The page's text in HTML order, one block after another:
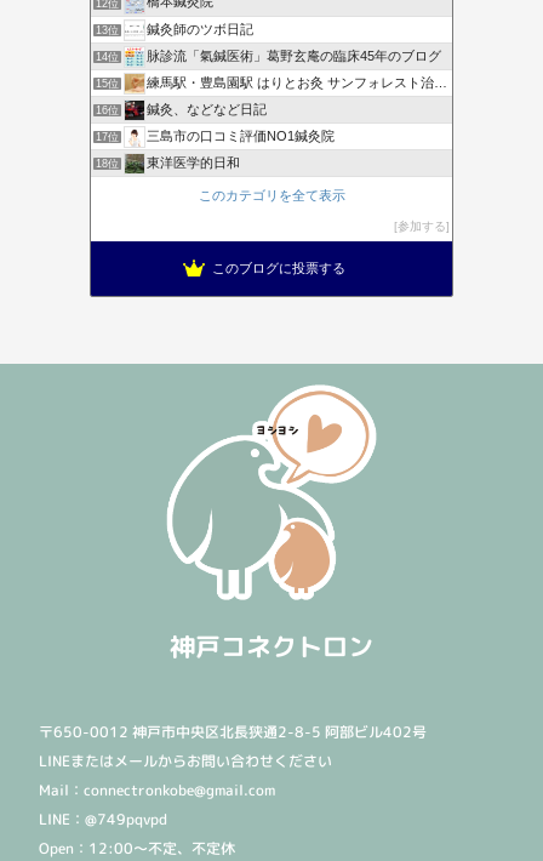
12位
13位 鍼灸師のツボ日記
14位 脉診流「氣鍼医術」葛野玄庵の臨床45年のブログ
15位 練馬駅・豊島園駅 はりとお灸 サンフォレスト治療院ブログ
16位 鍼灸、などなど日記
17位 三島市の口コミ評価NO1鍼灸院
18位 東洋医学的日和
このカテゴリを全て表示
参加する
このブログに投票する
神戸コネクトロン
〒650-0012 神戸市中央区北長狭通2-8-5 阿部ビル402号
LINEまたはメールからお問い合わせください
Mail：connectronkobe@gmail.com
LINE：@749pqvpd
Open：12:00〜不定、不定休